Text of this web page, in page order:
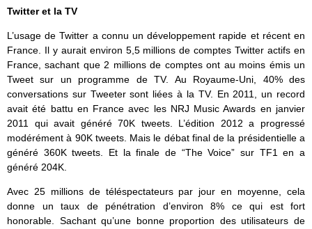
Twitter et la TV
L’usage de Twitter a connu un développement rapide et récent en
France. Il y aurait environ 5,5 millions de comptes Twitter actifs en
France, sachant que 2 millions de comptes ont au moins émis un
Tweet sur un programme de TV. Au Royaume-Uni, 40% des
conversations sur Tweeter sont liées à la TV. En 2011, un record
avait été battu en France avec les NRJ Music Awards en janvier
2011 qui avait généré 70K tweets. L’édition 2012 a progressé
modérément à 90K tweets. Mais le débat final de la présidentielle a
généré 360K tweets. Et la finale de “The Voice” sur TF1 en a
généré 204K.
Avec 25 millions de téléspectateurs par jour en moyenne, cela
donne un taux de pénétration d’environ 8% ce qui est fort
honorable. Sachant qu’une bonne proportion des utilisateurs de